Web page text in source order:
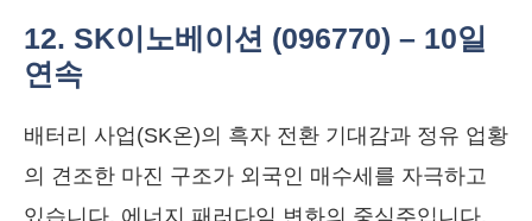
12. SK이노베이션 (096770) – 10일
연속
배터리 사업(SK온)의 흑자 전환 기대감과 정유 업황
의 견조한 마진 구조가 외국인 매수세를 자극하고
있습니다. 에너지 패러다임 변화의 중심주입니다.